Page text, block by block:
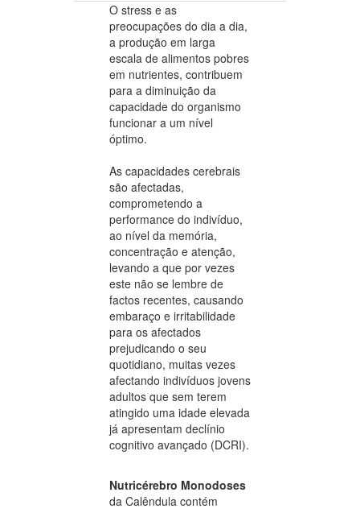
O stress e as
preocupações do dia a dia,
a produção em larga
escala de alimentos pobres
em nutrientes, contribuem
para a diminuição da
capacidade do organismo
funcionar a um nível
óptimo.
As capacidades cerebrais
são afectadas,
comprometendo a
performance do indivíduo,
ao nível da memória,
concentração e atenção,
levando a que por vezes
este não se lembre de
factos recentes, causando
embaraço e irritabilidade
para os afectados
prejudicando o seu
quotidiano, muitas vezes
afectando indivíduos jovens
adultos que sem terem
atingido uma idade elevada
já apresentam declínio
cognitivo avançado (DCRI).
Nutricérebro Monodoses
da Calêndula contém